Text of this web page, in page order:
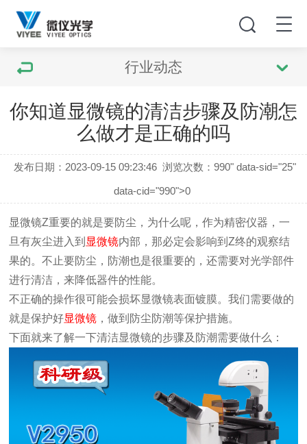
行业动态
你知道显微镜的清洁步骤及防潮怎
么做才是正确的吗
发布日期：2023-09-15 09:23:46 浏览次数：990" data-sid="25"
data-cid="990">0
显微镜Z重要的就是要防尘，为什么呢，作为精密仪器，一
旦有灰尘进入到 显微镜内部，那必定会影响到Z终的观察结
果的。不止要防尘，防潮也是很重要的，还需要对光学部件
进行清洁，来降低器件的性能。
不正确的操作很可能会损坏显微镜表面镀膜。我们需要做的
就是保护好显微镜 ，做到防尘防潮等保护措施。
下面就来了解一下清洁显微镜的步骤及防潮需要做什么：